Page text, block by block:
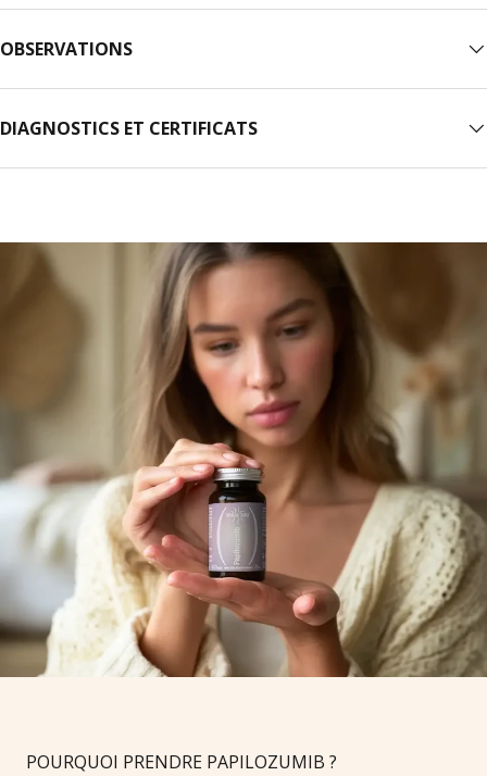
OBSERVATIONS
DIAGNOSTICS ET CERTIFICATS
POURQUOI PRENDRE PAPILOZUMIB ?